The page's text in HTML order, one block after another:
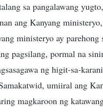
sa pangalawang
ang Kanyang
ministeryo ay
pagsilang, pormal na
ng higit-sa-
umiiral ang
magkaroon ng